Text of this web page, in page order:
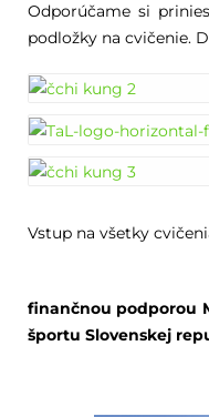
Odporúčame si
podložky na cvičenie.
Vstup na všetky
finančnou podporou
športu Slovenskej